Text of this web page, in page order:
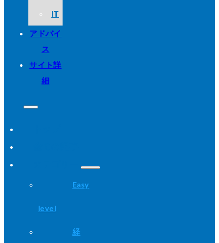
IT
アドバイ
ス
サイト詳
細
Easy
level
経